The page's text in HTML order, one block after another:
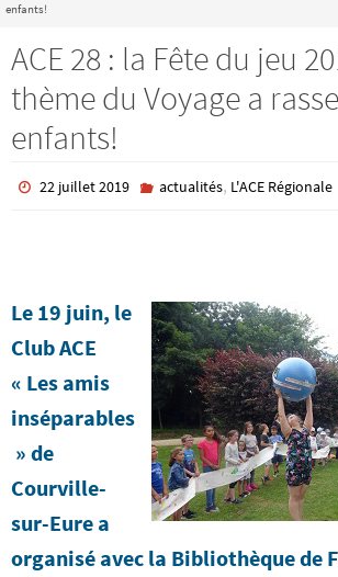
enfants!
ACE 28 : la Fête du jeu
thème du Voyage a
enfants!
22 juillet 2019 actualités, L'ACE Régionale
Le 19 juin, le
Club ACE
« Les amis
inséparables
» de
Courville-
sur-Eure a
organisé avec la Bibliothèque de